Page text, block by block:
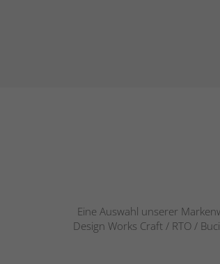
Eine Auswahl unserer
Design Works Craft / RTO /